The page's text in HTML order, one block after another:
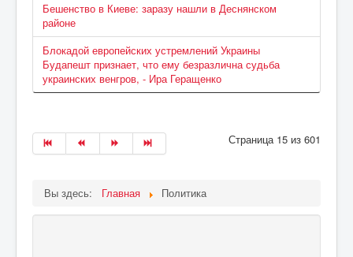
Бешенство в Киеве: заразу нашли в Деснянском
районе
Блокадой европейских устремлений Украины
Будапешт признает, что ему безразлична судьба
украинских венгров, - Ира Геращенко
Страница 15 из 601
Вы здесь: Главная Политика